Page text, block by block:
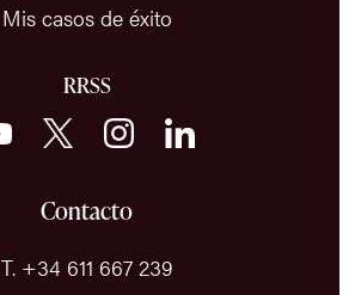
Mis casos de éxito
RRSS
Contacto
T. +34 611 667 239